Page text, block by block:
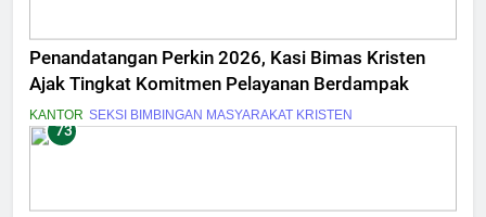
Penandatangan Perkin 2026, Kasi Bimas Kristen
Ajak Tingkat Komitmen Pelayanan Berdampak
KANTOR SEKSI BIMBINGAN MASYARAKAT KRISTEN
73